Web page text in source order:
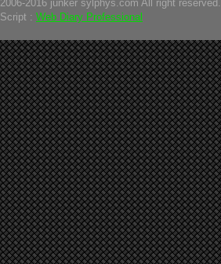
2006-2016 junker sylphys.com All right reserved.
Script : Web Diary Professional